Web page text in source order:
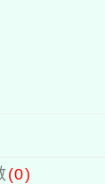
(0)